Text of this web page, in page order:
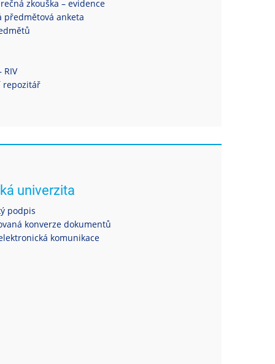
zkouška – evidence
předmětová anketa
RIV
repozitář
univerzita
podpis
konverze dokumentů
komunikace